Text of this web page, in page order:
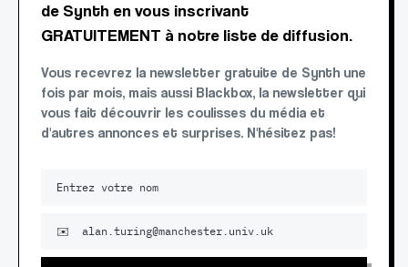
de Synth en vous inscrivant
GRATUITEMENT à notre liste de diffusion.
Vous recevrez la newsletter gratuite de Synth une
fois par mois, mais aussi Blackbox, la newsletter qui
vous fait découvrir les coulisses du média et
d'autres annonces et surprises. N'hésitez pas!